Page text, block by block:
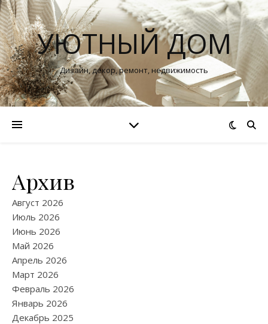
УЮТНЫЙ ДОМ
Дизайн, декор, ремонт, недвижимость
Архив
Август 2026
Июль 2026
Июнь 2026
Май 2026
Апрель 2026
Март 2026
Февраль 2026
Январь 2026
Декабрь 2025